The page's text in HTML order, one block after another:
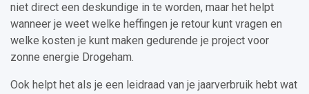
niet direct een deskundige in te worden, maar het helpt
wanneer je weet welke heffingen je retour kunt vragen en
welke kosten je kunt maken gedurende je project voor
zonne energie Drogeham.
Ook helpt het als je een leidraad van je jaarverbruik hebt wat